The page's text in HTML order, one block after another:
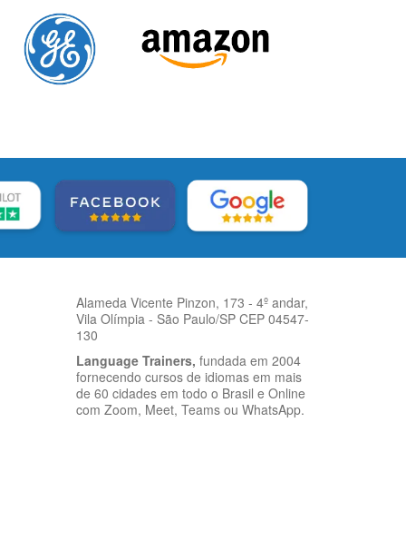
Alameda Vicente Pinzon, 173 - 4º andar,
Vila Olímpia - São Paulo/SP CEP 04547-
130
Language Trainers, fundada em 2004
fornecendo cursos de idiomas em mais
de 60 cidades em todo o Brasil e Online
com Zoom, Meet, Teams ou WhatsApp.